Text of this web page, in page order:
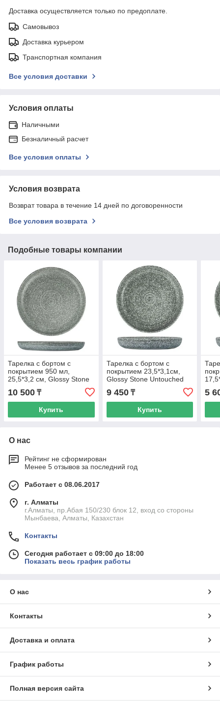
Доставка осуществляется только по предоплате.
Самовывоз
Доставка курьером
Транспортная компания
Все условия доставки
Условия оплаты
Наличными
Безналичный расчет
Все условия оплаты
Условия возврата
Возврат товара в течение 14 дней по договоренности
Все условия возврата
Подобные товары компании
Тарелка с бортом с
покрытием 950 мл,
25,5*3,2 см, Glossy Stone
Untouched Taiga, P.L. Proff
Cuisine
10 500 ₸
Купить
Тарелка с бортом с
покрытием 23,5*3,1см,
Glossy Stone Untouched
Taiga, P.L. Proff Cuisine
9 450₸
Купить
5
О нас
Рейтинг не сформирован
Менее 5 отзывов за последний год
Работает с 08.06.2017
г. Алматы
г.Алматы, пр.Абая 150/230 блок 12, вход со стороны
Мынбаева, Алматы, Казахстан
Контакты
Сегодня работает с 09:00 до 18:00
Показать весь график работы
О нас
Контакты
Доставка и оплата
График работы
Полная версия сайта